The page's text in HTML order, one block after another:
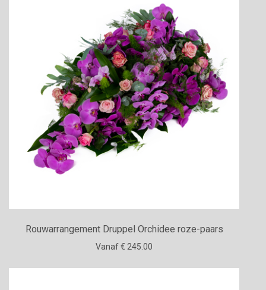
Rouwarrangement Druppel Orchidee roze-paars
Vanaf € 245.00